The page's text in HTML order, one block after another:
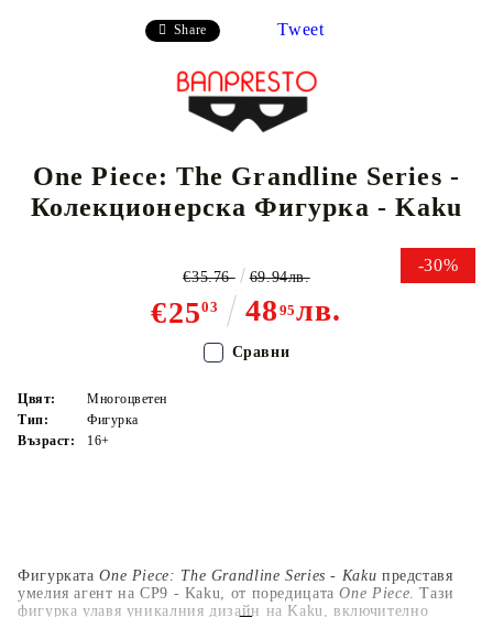
Share Tweet
One Piece: The Grandline Series -
Колекционерска Фигурка - Kaku
-30%
€2503 48 95лв.
€35.76 69.94лв.
ФигуркатаOne Piece: The Grandline Series - Kaku представя
умелия агент на CP9 - Kaku, от поредицатаOne Piece. Тази
фигурка улавя уникалния дизайн на Kaku, включително
Цвят:
Многоцветен
Тип:
Фигурка
Възраст:
16+
Сравни